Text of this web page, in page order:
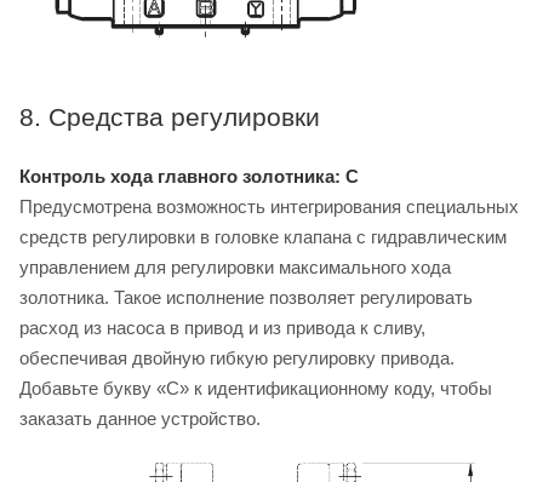
8. Средства регулировки
Контроль хода главного золотника: C
Предусмотрена возможность интегрирования специальных
средств регулировки в головке клапана с гидравлическим
управлением для регулировки максимального хода
золотника. Такое исполнение позволяет регулировать
расход из насоса в привод и из привода к сливу,
обеспечивая двойную гибкую регулировку привода.
Добавьте букву «C» к идентификационному коду, чтобы
заказать данное устройство.